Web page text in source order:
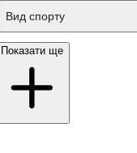
Вид спорту
Показати ще